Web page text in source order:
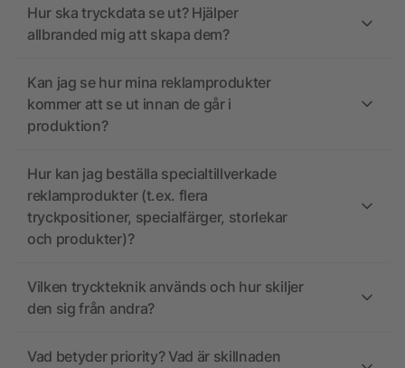
Hur ska tryckdata se ut? Hjälper
allbranded mig att skapa dem?
Kan jag se hur mina reklamprodukter
kommer att se ut innan de går i
produktion?
Hur kan jag beställa specialtillverkade
reklamprodukter (t.ex. flera
tryckpositioner, specialfärger, storlekar
och produkter)?
Vilken tryckteknik används och hur skiljer
den sig från andra?
Vad betyder priority? Vad är skillnaden